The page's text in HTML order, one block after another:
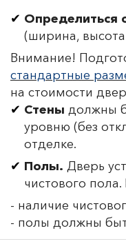
Определиться
(ширина,
Внимание!
стандартные
на стоимости
Стены должны
уровню (без
отделке.
Полы. Дверь
чистового
- наличие
- полы должны